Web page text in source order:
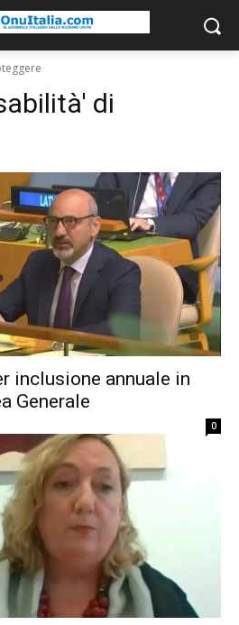
di
inclusione annuale in
Generale
0